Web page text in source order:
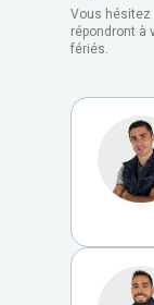
Vous hésitez
répondront à
fériés.